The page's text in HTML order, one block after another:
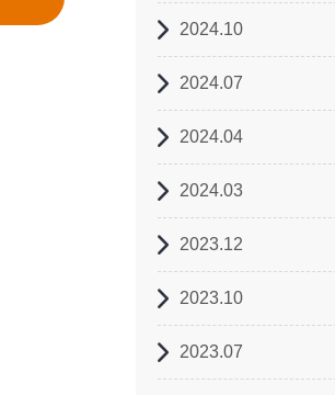
2024.10
2024.07
2024.04
2024.03
2023.12
2023.10
2023.07